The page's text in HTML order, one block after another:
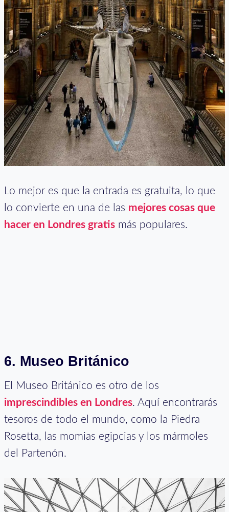
Lo mejor es que la entrada es gratuita, lo que
lo convierte en una de las mejores cosas que
hacer en Londres gratis más populares.
6. Museo Británico
El Museo Británico es otro de los
imprescindibles en Londres. Aquí encontrarás
tesoros de todo el mundo, como la Piedra
Rosetta, las momias egipcias y los mármoles
del Partenón.